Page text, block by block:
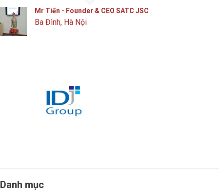
Mr Tiến - Founder & CEO SATC JSC
Ba Đình, Hà Nội
Danh mục